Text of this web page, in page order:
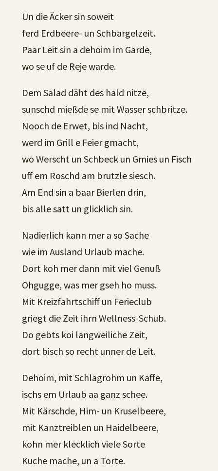
Un die Äcker sin soweit
ferd Erdbeere- un Schbargelzeit.
Paar Leit sin a dehoim im Garde,
wo se uf de Reje warde.
Dem Salad däht des hald nitze,
sunschd mießde se mit Wasser schbritze.
Nooch de Erwet, bis ind Nacht,
werd im Grill e Feier gmacht,
wo Werscht un Schbeck un Gmies un Fisch
uff em Roschd am brutzle siesch.
Am End sin a baar Bierlen drin,
bis alle satt un glicklich sin.
Nadierlich kann mer a so Sache
wie im Ausland Urlaub mache.
Dort koh mer dann mit viel Genuß
Ohgugge, was mer gseh ho muss.
Mit Kreizfahrtschiff un Ferieclub
griegt die Zeit ihrn Wellness-Schub.
Do gebts koi langweiliche Zeit,
dort bisch so recht unner de Leit.
Dehoim, mit Schlagrohm un Kaffe,
ischs em Urlaub aa ganz schee.
Mit Kärschde, Him- un Kruselbeere,
mit Kanztreiblen un Haidelbeere,
kohn mer klecklich viele Sorte
Kuche mache, un a Torte.